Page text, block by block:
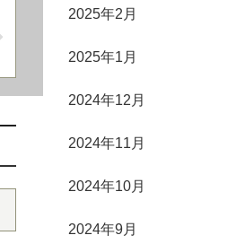
2025年2月
2025年1月
2024年12月
2024年11月
2024年10月
2024年9月